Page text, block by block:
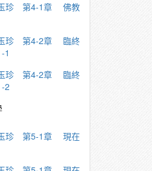
玉珍 第4-1章 佛教
玉珍 第4-2章 臨終
1
玉珍 第4-2章 臨終
2
玉珍 第5-1章 現在